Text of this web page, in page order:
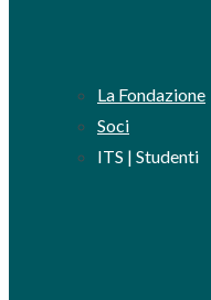
La Fondazione
Soci
ITS | Studenti